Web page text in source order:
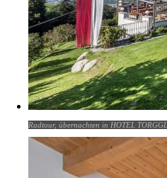
Radtour, übernachten in HOTEL